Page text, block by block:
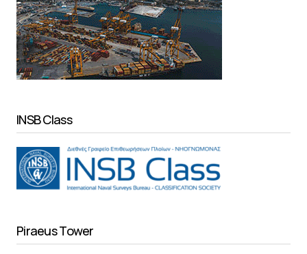
INSB Class
Piraeus Tower